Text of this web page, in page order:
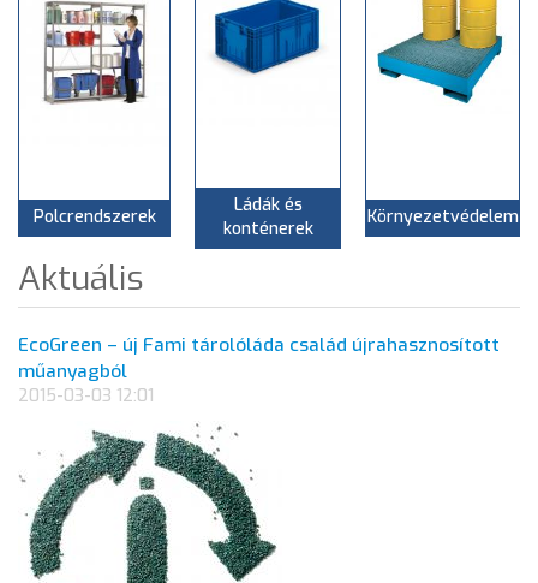
Polcrendszerek
Ládák és
konténerek
Környezetvédelem
Aktuális
EcoGreen – új Fami tárolóláda család újrahasznosított
műanyagból
2015-03-03 12:01